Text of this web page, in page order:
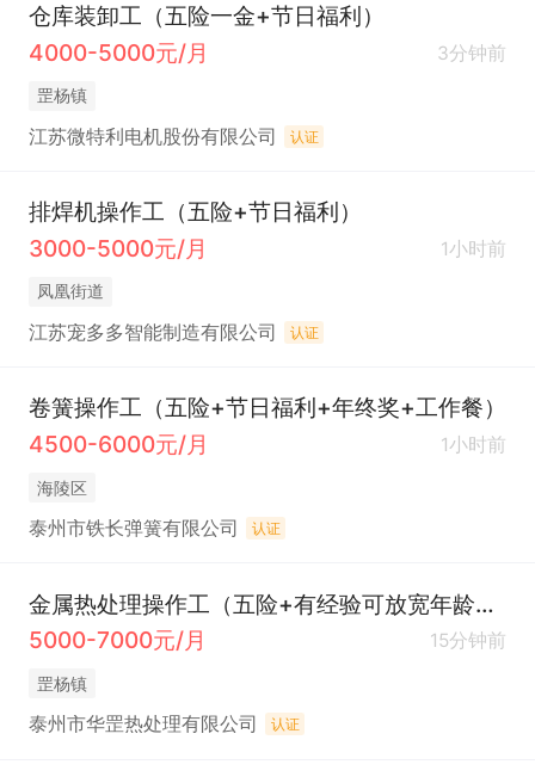
仓库装卸工（五险一金+节日福利）
4000-5000元/月
3分钟前
罡杨镇
江苏微特利电机股份有限公司 认证
排焊机操作工（五险+节日福利）
3000-5000元/月
1小时前
凤凰街道
江苏宠多多智能制造有限公司 认证
卷簧操作工（五险+节日福利+年终奖+工作餐）
4500-6000元/月
1小时前
海陵区
泰州市铁长弹簧有限公司 认证
金属热处理操作工（五险+有经验可放宽年龄+两班制）
5000-7000元/月
15分钟前
罡杨镇
泰州市华罡热处理有限公司 认证